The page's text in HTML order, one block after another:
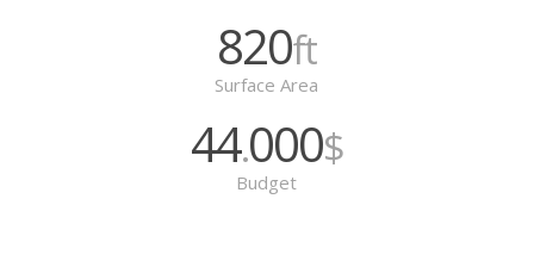
820ft
Surface Area
44.000$
Budget